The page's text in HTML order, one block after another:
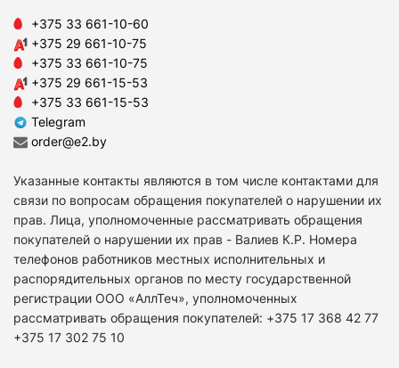
+375 33 661-10-60
+375 29 661-10-75
+375 33 661-10-75
+375 29 661-15-53
+375 33 661-15-53
Telegram
order@e2.by
Указанные контакты являются в том числе контактами для
связи по вопросам обращения покупателей о нарушении их
прав. Лица, уполномоченные рассматривать обращения
покупателей о нарушении их прав - Валиев К.Р. Номера
телефонов работников местных исполнительных и
распорядительных органов по месту государственной
регистрации ООО «АллТеч», уполномоченных
рассматривать обращения покупателей: +375 17 368 42 77
+375 17 302 75 10